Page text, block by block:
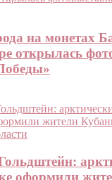
на монетах
открылась
оформили